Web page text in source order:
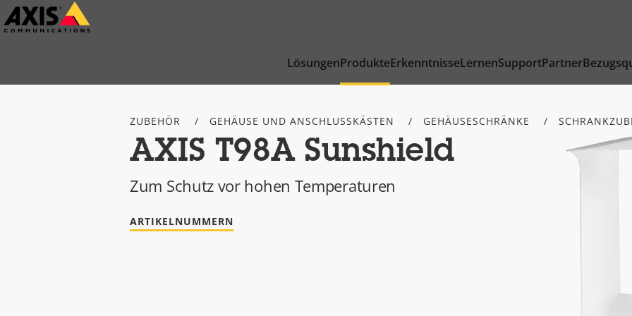
Zum
Hauptinhalt
LösungenProdukteErkenntnisseLernenSupportPartner
ZUBEHÖR GEHÄUSE UND ANSCHLUSSKÄSTEN GEHÄUSESCHRÄNKE
AXIS T98A Sunshield
Zum Schutz vor hohen Temperaturen
ARTIKELNUMMERN